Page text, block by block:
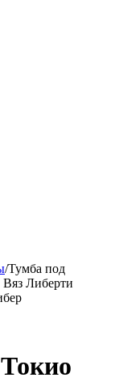
/Тумба под
Либерти